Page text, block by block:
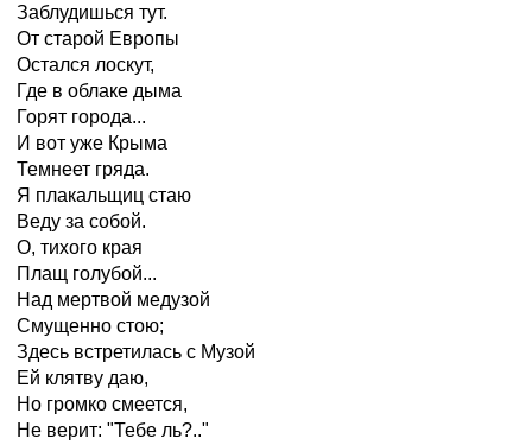
Заблудишься тут.
От старой Европы
Остался лоскут,
Где в облаке дыма
Горят города...
И вот уже Крыма
Темнеет гряда.
Я плакальщиц стаю
Веду за собой.
О, тихого края
Плащ голубой...
Над мертвой медузой
Смущенно стою;
Здесь встретилась с Музой
Ей клятву даю,
Но громко смеется,
Не верит: "Тебе ль?.."